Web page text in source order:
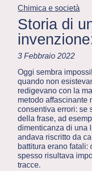
Chimica e società
Storia di
3 Febbraio 2022
Oggi sembra
quando non
redigevano con la
metodo affascinante
consentiva errori: se
della frase, ad
dimenticanza di una
andava riscritto da
battitura erano fatali:
spesso risultava
tracce.